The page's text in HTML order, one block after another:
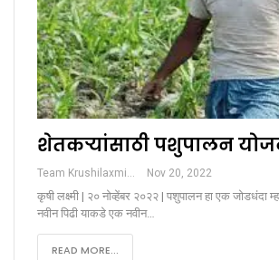
शेतकऱ्यांसाठी पशुपालन
Nov 20, 2022
कृषी लक्ष्मी | २० नोव्हेंबर २०२२ | पशुपालन हा एक जोडधंदा
नवीन पिढी याकडे एक नवीन…
READ MORE...